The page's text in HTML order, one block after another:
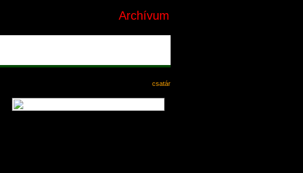
Archívum
csatár